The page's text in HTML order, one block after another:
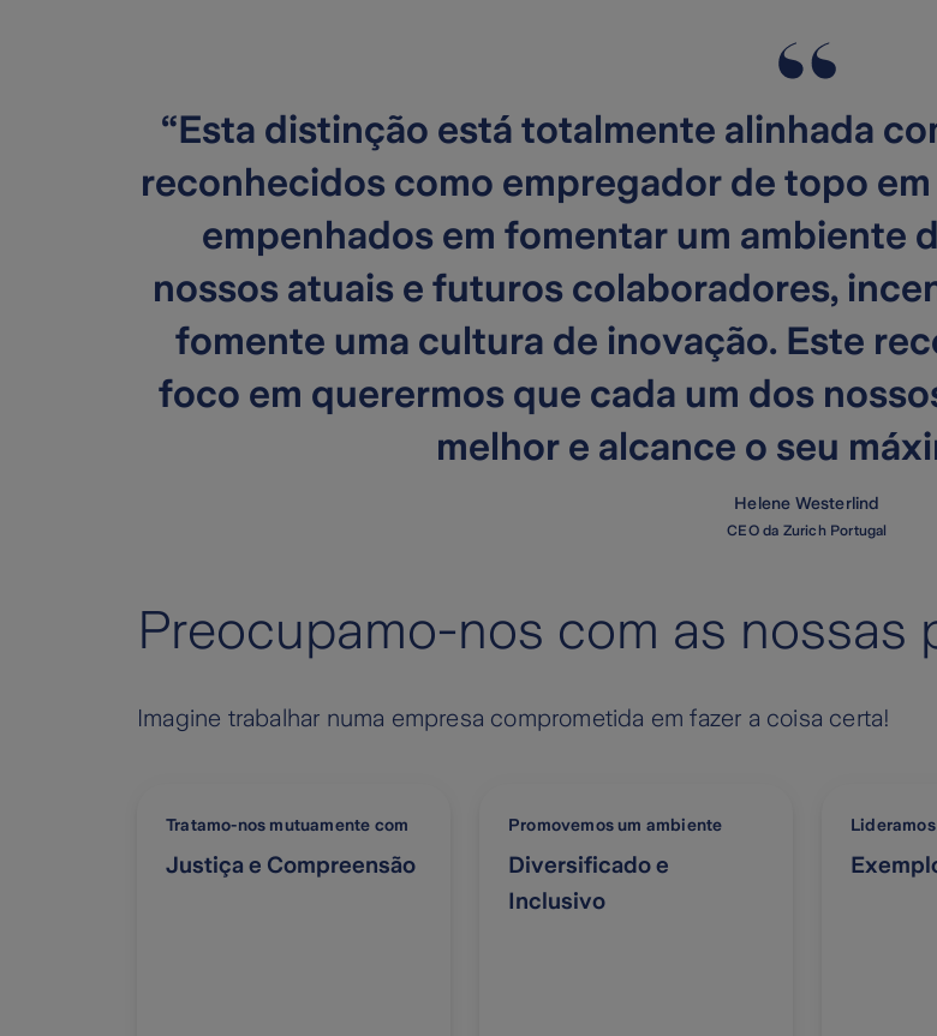
“Esta distinção está totalmente alinhada
reconhecidos como empregador de topo
empenhados em fomentar um ambiente
nossos atuais e futuros colaboradores,
fomente uma cultura de inovação. Este
foco em querermos que cada um dos
melhor e alcance o seu
Helene Westerlind
CEO da Zurich Portugal
Preocupamo-nos com as nossas
Imagine trabalhar numa empresa comprometida em fazer a coisa certa!
Tratamo-nos mutuamente com
Justiça e Compreensão
Promovemos um ambiente
Diversificado e
Inclusivo